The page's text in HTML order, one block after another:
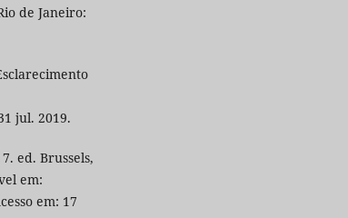
de Janeiro:
jul. 2019.
ed. Brussels,
em:
em: 17